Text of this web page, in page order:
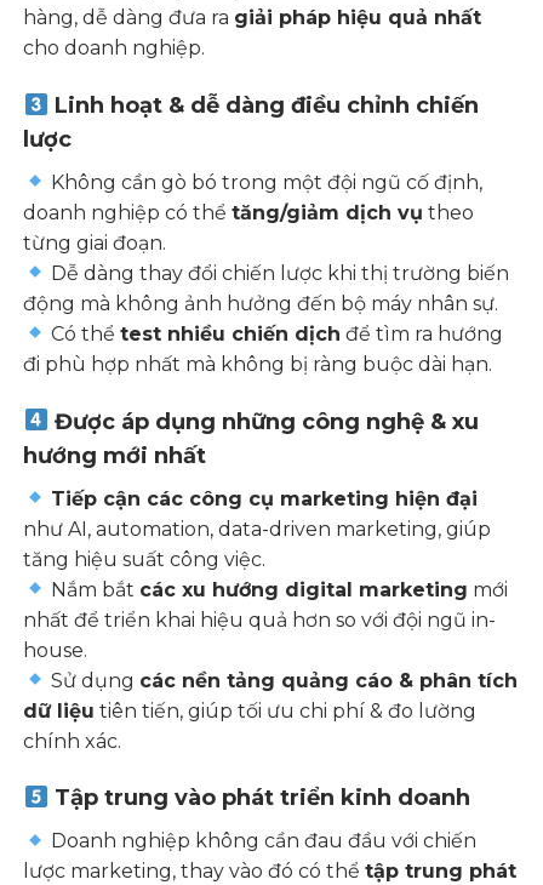
hàng, dễ dàng đưa ra giải pháp hiệu quả nhất
cho doanh nghiệp.
Linh hoạt & dễ dàng điều chỉnh chiến
lược
Không cần gò bó trong một đội ngũ cố định,
doanh nghiệp có thểtăng/giảm dịch vụ theo
từng giai đoạn.
Dễ dàng thay đổi chiến lược khi thị trường biến
động mà không ảnh hưởng đến bộ máy nhân sự.
Có thể test nhiều chiến dịch để tìm ra hướng
đi phù hợp nhất mà không bị ràng buộc dài hạn.
Được áp dụng những công nghệ & xu
hướng mới nhất
Tiếp cận các công cụ marketing hiện đại
như AI, automation, data-driven marketing, giúp
tăng hiệu suất công việc.
Nắm bắt các xu hướng digital marketing mới
nhất để triển khai hiệu quả hơn so với đội ngũ in-
house.
Sử dụng các nền tảng quảng cáo & phân tích
dữ liệu tiên tiến, giúp tối ưu chi phí & đo lường
chính xác.
Tập trung vào phát triển kinh doanh
Doanh nghiệp không cần đau đầu với chiến
lược marketing, thay vào đó có thểtập trung phát